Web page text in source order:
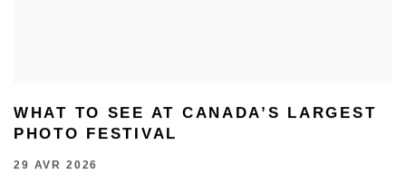
WHAT TO SEE AT CANADA’S LARGEST
PHOTO FESTIVAL
29 AVR 2026